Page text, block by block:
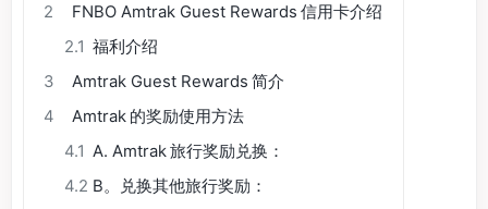
2
FNBO Amtrak Guest Rewards 信用卡介绍
2.1 福利介绍
3
Amtrak Guest Rewards 简介
4
Amtrak 的奖励使用方法
4.1 A. Amtrak 旅行奖励兑换：
4.2 B。兑换其他旅行奖励：